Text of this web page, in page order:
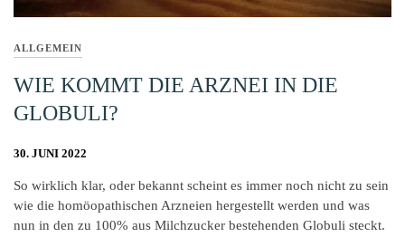
ALLGEMEIN
WIE KOMMT DIE ARZNEI IN DIE
GLOBULI?
30. JUNI 2022
So wirklich klar, oder bekannt scheint es immer noch nicht zu sein
wie die homöopathischen Arzneien hergestellt werden und was
nun in den zu 100% aus Milchzucker bestehenden Globuli steckt.